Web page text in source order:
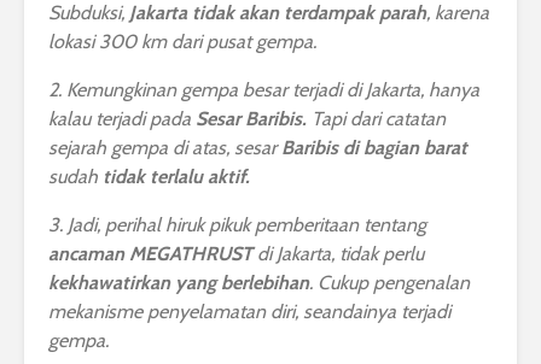
Subduksi, Jakarta tidak akan terdampak parah, karena
lokasi 300 km dari pusat gempa.
2. Kemungkinan gempa besar terjadi di Jakarta, hanya
kalau terjadi pada Sesar Baribis. Tapi dari catatan
sejarah gempa di atas, sesarBaribis di bagian barat
sudah tidak terlalu aktif.
3. Jadi, perihal hiruk pikuk pemberitaan tentang
ancaman MEGATHRUSTdi Jakarta, tidak perlu
kekhawatirkan yang berlebihan. Cukup pengenalan
mekanisme penyelamatan diri, seandainya terjadi
gempa.